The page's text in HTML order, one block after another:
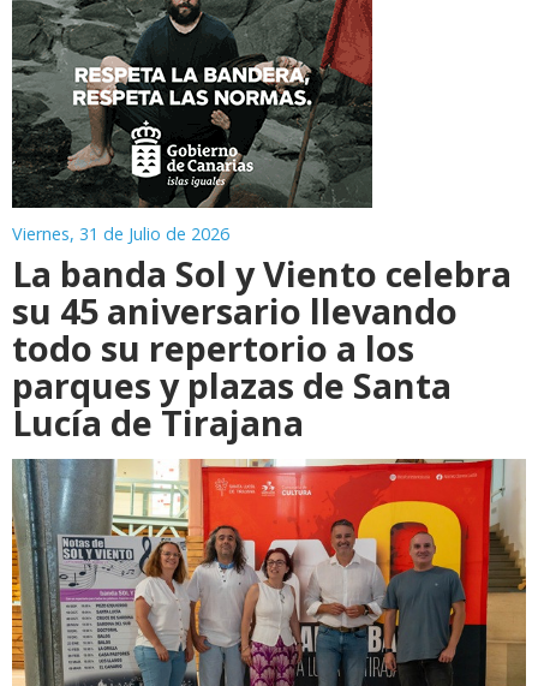
Viernes, 31 de Julio de 2026
La banda Sol y Viento celebra
su 45 aniversario llevando
todo su repertorio a los
parques y plazas de Santa
Lucía de Tirajana